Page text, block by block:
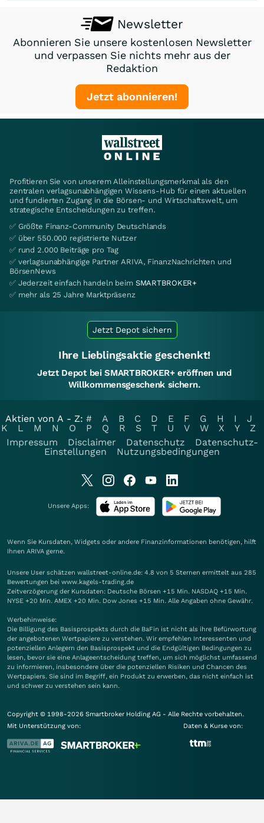
Newsletter
Abonnieren Sie unsere kostenlosen Newsletter
und verpassen Sie nichts mehr aus der
Redaktion
Jetzt abonnieren!
Profitieren Sie von unserem Alleinstellungsmerkmal als den
zentralen verlagsunabhängigen Wissens-Hub für einen aktuellen
und fundierten Zugang in die Börsen- und Wirtschaftswelt, um
strategische Entscheidungen zu treffen.
✅ Größte Finanz-Community Deutschlands
✅ über 550.000 registrierte Nutzer
✅ rund 2.000 Beiträge pro Tag
✅ verlagsunabhängige Partner ARIVA, FinanzNachrichten und
BörsenNews
✅ Jederzeit einfach handeln beim SMARTBROKER+
✅ mehr als 25 Jahre Marktpräsenz
Jetzt Depot sichern
Ihre Lieblingsaktie geschenkt!
Jetzt Depot bei SMARTBROKER+ eröffnen und
Willkommensgeschenk sichern.
Aktien von A - Z: # A B C D E F G H I
J
K
L M N O P Q R S T U V W X Y
Z
Impressum
Disclaimer Datenschutz
Datenschutz-
Einstellungen
Nutzungsbedingungen
Unsere Apps:
Wenn Sie Kursdaten, Widgets oder andere Finanzinformationen benötigen, hilft
Ihnen ARIVA gerne.
Unsere User schätzen wallstreet-online.de: 4.8 von 5 Sternen ermittelt aus 285
Bewertungen bei www.kagels-trading.de
Zeitverzögerung der Kursdaten: Deutsche Börsen +15 Min. NASDAQ +15 Min.
NYSE +20 Min. AMEX +20 Min. Dow Jones +15 Min. Alle Angaben ohne Gewähr.
Werbehinweise:
Die Billigung des Basisprospekts durch die BaFin ist nicht als ihre Befürwortung
der angebotenen Wertpapiere zu verstehen. Wir empfehlen Interessenten und
potenziellen Anlegern den Basisprospekt und die Endgültigen Bedingungen zu
lesen, bevor sie eine Anlageentscheidung treffen, um sich möglichst umfassend
zu informieren, insbesondere über die potenziellen Risiken und Chancen des
Wertpapiers. Sie sind im Begriff, ein Produkt zu erwerben, das nicht einfach ist
und schwer zu verstehen sein kann.
Copyright © 1998-2026 Smartbroker Holding AG - Alle Rechte vorbehalten.
Mit Unterstützung von:
Daten & Kurse von: